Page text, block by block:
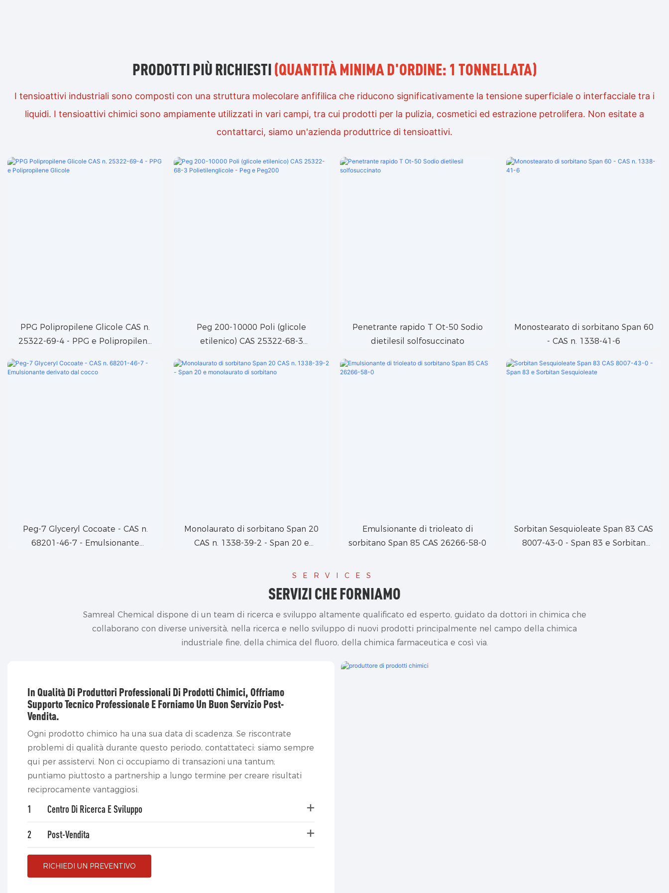
PRODOTTI PIÙ RICHIESTI(QUANTITÀ MINIMA D'ORDINE: 1 TONNELLATA)
I tensioattivi industriali sono composti con una struttura molecolare anfifilica che riducono significativamente la tensione superficiale o interfacciale tra i
liquidi. I tensioattivi chimici sono ampiamente utilizzati in vari campi, tra cui prodotti per la pulizia, cosmetici ed estrazione petrolifera. Non esitate a
contattarci, siamo un'azienda produttrice di tensioattivi.
PPG Polipropilene Glicole CAS n.
25322-69-4 - PPG e Polipropilene
Peg 200-10000 Poli (glicole
etilenico) CAS 25322-68-3
Penetrante rapido T Ot-50 Sodio
dietilesil solfosuccinato
Monostearato di sorbitano Span 60
- CAS n. 1338-41-6
Peg-7 Glyceryl Cocoate - CAS n.
68201-46-7 - Emulsionante
Monolaurato di sorbitano Span 20
CAS n. 1338-39-2 - Span 20 e
Emulsionante di trioleato di
sorbitano Span 85 CAS 26266-58-0
Sorbitan Sesquioleate Span 83 CAS
8007-43-0 - Span 83 e Sorbitan
SERVICES
SERVIZI CHE FORNIAMO
Samreal Chemical dispone di un team di ricerca e sviluppo altamente qualificato ed esperto, guidato da dottori in chimica che
collaborano con diverse università, nella ricerca e nello sviluppo di nuovi prodotti principalmente nel campo della chimica
industriale fine, della chimica del fluoro, della chimica farmaceutica e così via.
In Qualità Di Produttori Professionali Di Prodotti Chimici, Offriamo
Supporto Tecnico Professionale E Forniamo Un Buon Servizio Post-
Vendita.
Ogni prodotto chimico ha una sua data di scadenza. Se riscontrate
problemi di qualità durante questo periodo, contattateci: siamo sempre
qui per assistervi. Non ci occupiamo di transazioni una tantum;
puntiamo piuttosto a partnership a lungo termine per creare risultati
reciprocamente vantaggiosi.
1 Centro Di Ricerca E Sviluppo
2 Post-Vendita
RICHIEDI UN PREVENTIVO